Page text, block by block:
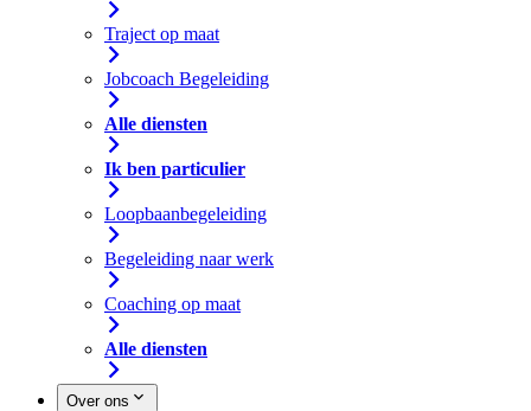
Traject op maat
Jobcoach Begeleiding
Alle diensten
Ik ben particulier
Loopbaanbegeleiding
Begeleiding naar werk
Coaching op maat
Alle diensten
Over ons